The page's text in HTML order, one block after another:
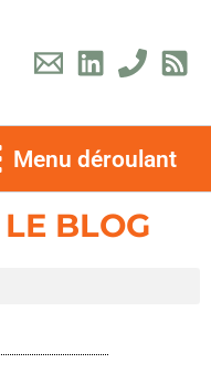
Menu déroulant
BLOG